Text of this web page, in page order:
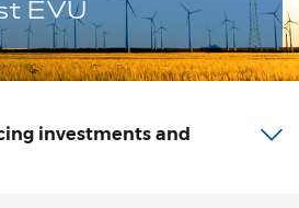
EVU
investments and